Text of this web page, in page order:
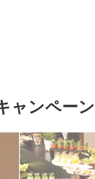
ャンペーン